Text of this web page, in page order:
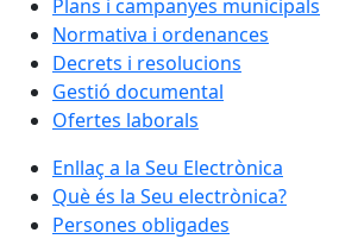
Plans i campanyes municipals
Normativa i ordenances
Decrets i resolucions
Gestió documental
Ofertes laborals
Enllaç a la Seu Electrònica
Què és la Seu electrònica?
Persones obligades